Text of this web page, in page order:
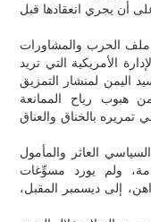
أن يجري انعقادها قبل
ملف الحرب والمشاورات
الأمريكية التي تريد
اليمن لمنشار التمزيق
هبوب رياح الممانعة
تحالفها منذ 4 أعوام في تمريره بالخناق والعناق
العاثر والمأمول
ولم يورد مسوِّغات
إلى ديسمبر المقبل،